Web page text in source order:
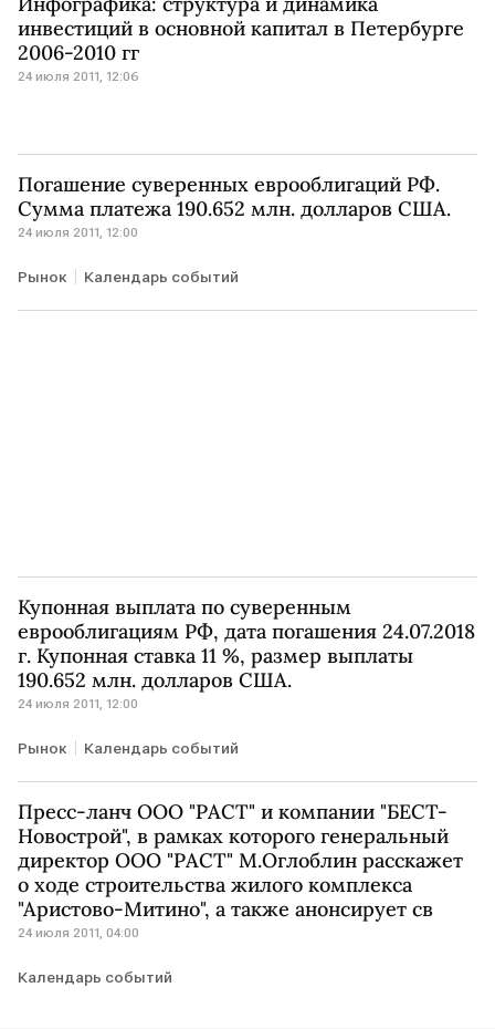
инвестиций в основной капитал в Петербурге
2006-2010 гг
24 июля 2011, 12:06
Погашение суверенных еврооблигаций РФ.
Cумма платежа 190.652 млн. долларов США.
24 июля 2011, 12:00
Рынок Календарь событий
Купонная выплата по суверенным
еврооблигациям РФ, дата погашения 24.07.2018
г. Купонная ставка 11 %, размер выплаты
190.652 млн. долларов США.
24 июля 2011, 12:00
Рынок Календарь событий
Пресс-ланч ООО "РАСТ" и компании "БЕСТ-
Новострой", в рамках которого генеральный
директор ООО "РАСТ" М.Оглоблин расскажет
о ходе строительства жилого комплекса
"Аристово-Митино", а также анонсирует св
24 июля 2011, 04:00
Календарь событий